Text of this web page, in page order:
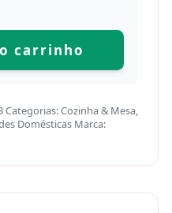
carrinho
Categorias:Cozinha & Mesa,
Domésticas Marca: